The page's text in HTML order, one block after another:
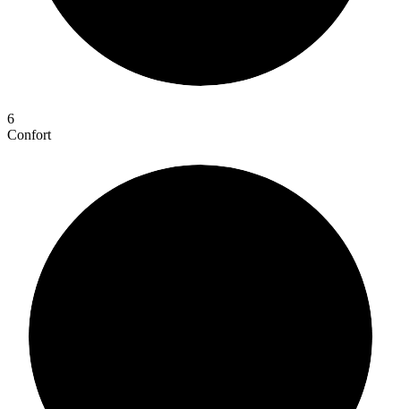
6
Confort